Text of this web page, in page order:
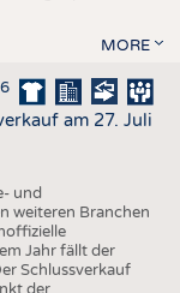
MORE
am 27. Juli
und
weiteren Branchen
Jahr fällt der
Schlussverkauf